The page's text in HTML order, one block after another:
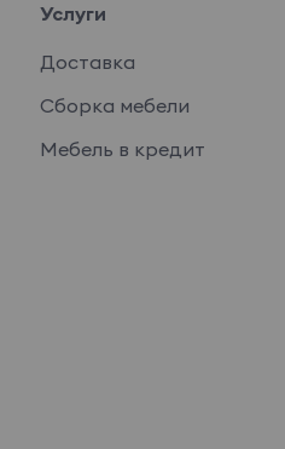
Услуги
Доставка
Сборка мебели
Мебель в кредит